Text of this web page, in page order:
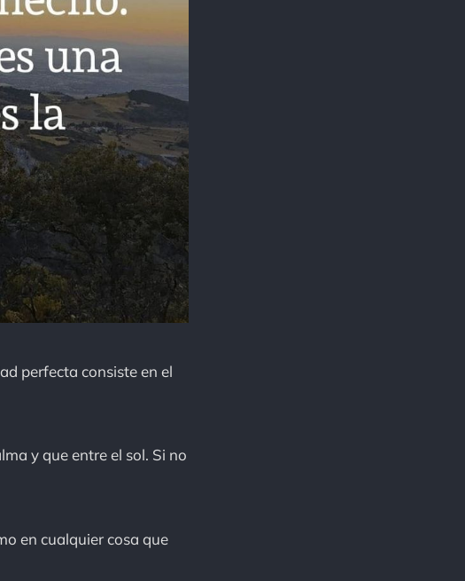
perfecta consiste en el
y que entre el sol. Si no
en cualquier cosa que